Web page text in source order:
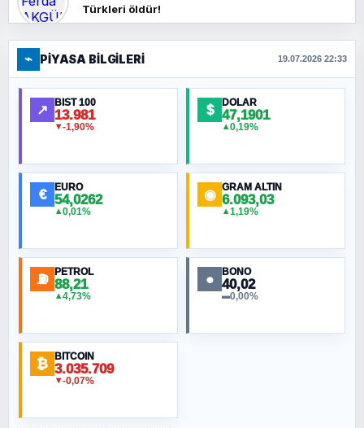
Türkleri öldür!
FERHAT BÜYÜKKALKAN
Ankara Zirvesi: NATO Toplantısı mı, Yeni
Ortadoğu Haritasının Provası mı?
MURAT ÖZKAN
NURETTIN BÖLÜK
ORHAN KILIÇOĞLU
Fahişeye beyinli bir müstevli alçağına
⌁ PIYASA BILGILERI 19.07.2026 22:33
↗ BIST 100
13.981
▼-1,90%
$ DOLAR
47,1901
▲0,19%
€ EURO
54,0262
▲0,01%
◉ GRAM ALTIN
6.093,03
▲1,19%
⛽ PETROL
88,21
▲4,73%
● BONO
40,02
▬0,00%
₿ BITCOIN
3.035.709
▼-0,07%